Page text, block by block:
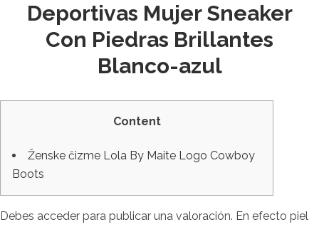
Deportivas Mujer Sneaker
Con Piedras Brillantes
Blanco-azul
Content
Ženske čizme Lola By Maite Logo Cowboy
Boots
Debes acceder para publicar una valoración. En efecto piel